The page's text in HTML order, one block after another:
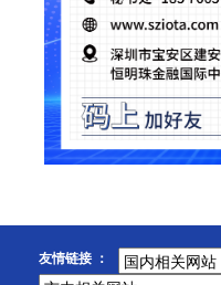
友情链接 ：